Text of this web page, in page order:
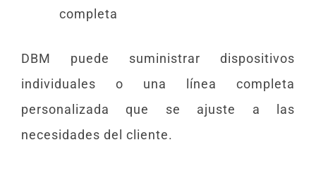
completa
DBM puede suministrar dispositivos
individuales o una línea completa
personalizada que se ajuste a las
necesidades del cliente.